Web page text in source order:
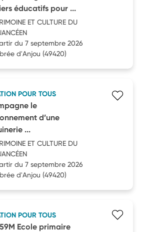
éducatifs pour ...
ET CULTURE DU
du 7 septembre 2026
d'Anjou (49420)
POUR TOUS
le
d’une
...
ET CULTURE DU
du 7 septembre 2026
d'Anjou (49420)
POUR TOUS
Ecole primaire